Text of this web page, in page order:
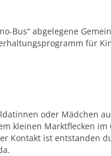
Bus“ abgelegene
für
oder Mädchen
kleinen Marktflecken
Kontakt ist entstanden